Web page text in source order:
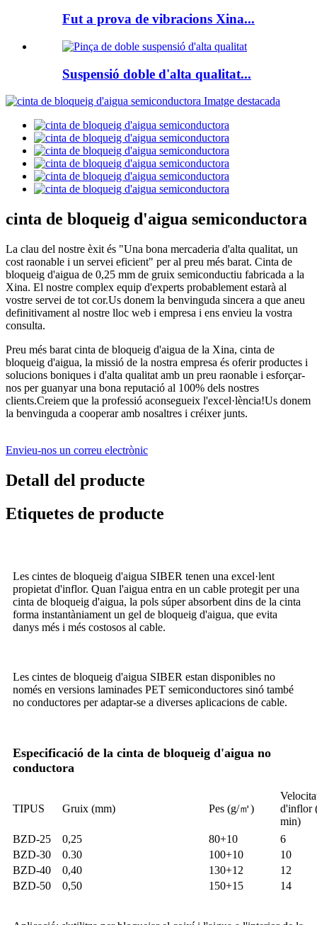
Fut a prova de vibracions Xina...
Suspensió doble d'alta qualitat...
cinta de bloqueig d'aigua semiconductora
La clau del nostre èxit és "Una bona mercaderia d'alta qualitat, un
cost raonable i un servei eficient" per al preu més barat. Cinta de
bloqueig d'aigua de 0,25 mm de gruix semiconductiu fabricada a la
Xina. El nostre complex equip d'experts probablement estarà al
vostre servei de tot cor.Us donem la benvinguda sincera a que aneu
definitivament al nostre lloc web i empresa i ens envieu la vostra
consulta.
Preu més barat cinta de bloqueig d'aigua de la Xina, cinta de
bloqueig d'aigua, la missió de la nostra empresa és oferir productes i
solucions boniques i d'alta qualitat amb un preu raonable i esforçar-
nos per guanyar una bona reputació al 100% dels nostres
clients.Creiem que la professió aconsegueix l'excel·lència!Us donem
la benvinguda a cooperar amb nosaltres i créixer junts.
Envieu-nos un correu electrònic
Detall del producte
Etiquetes de producte
Les cintes de bloqueig d'aigua SIBER tenen una excel·lent
propietat d'inflor. Quan l'aigua entra en un cable protegit per una
cinta de bloqueig d'aigua, la pols súper absorbent dins de la cinta
forma instantàniament un gel de bloqueig d'aigua, que evita
danys més i més costosos al cable.
Les cintes de bloqueig d'aigua SIBER estan disponibles no
només en versions laminades PET semiconductores sinó també
no conductores per adaptar-se a diverses aplicacions de cable.
Especificació de la cinta de bloqueig d'aigua no
conductora
TIPUS Gruix (mm) Pes (g/㎡)
d'inflor
min)
BZD-25
0,25 80+10
6
BZD-30
0.30 100+10
10
BZD-40
0,40 130+12
12
BZD-50
0,50 150+15 14